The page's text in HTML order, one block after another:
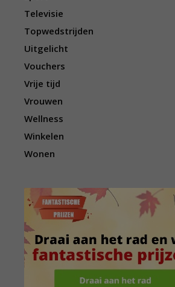
Televisie
Topwedstrijden
Uitgelicht
Vouchers
Vrije tijd
Vrouwen
Wellness
Winkelen
Wonen